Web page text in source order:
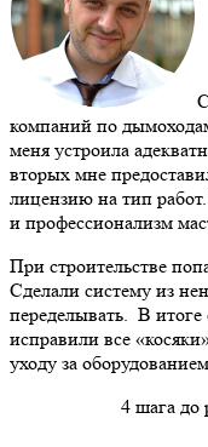
компаний по
меня устроила
вторых мне
лицензию на тип
и профессионализм
При строительстве
Сделали систему из
переделывать. В
исправили все
уходу за оборудованием.
4 шага до